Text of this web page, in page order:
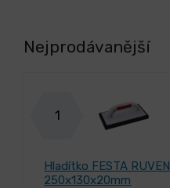
Nejprodávanější
1
Hladítko FESTA RUVEN
250x130x20mm